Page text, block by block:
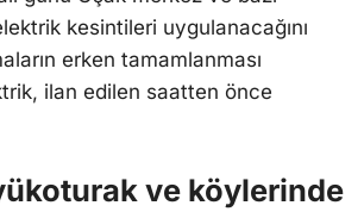
kesintileri uygulanacağını
erken tamamlanması
ilan edilen saatten önce
ve köylerinde